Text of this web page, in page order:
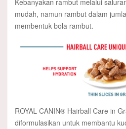
Kebanyakan rambut melalui
mudah, namun rambut dalam
membentuk bola rambut.
ROYAL CANIN® Hairball Care in
diformulasikan untuk membantu